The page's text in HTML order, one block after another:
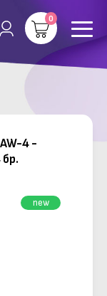
0
4 -
new